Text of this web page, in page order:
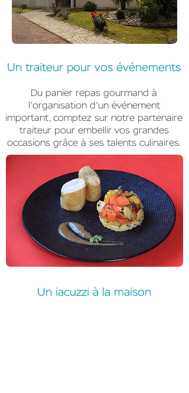
Un traiteur pour vos événements
Du panier repas gourmand à
l'organisation d'un événement
important, comptez sur notre partenaire
traiteur pour embellir vos grandes
occasions grâce à ses talents culinaires.
Un jacuzzi à la maison